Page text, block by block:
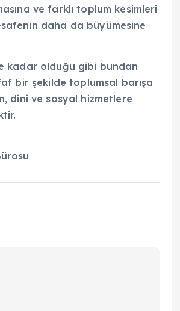
ve farklı ‎toplum kesimleri
‎daha da büyümesine
kadar olduğu gibi ‎bundan
bir şekilde ‎toplumsal barışa
dini ve ‎sosyal hizmetlere